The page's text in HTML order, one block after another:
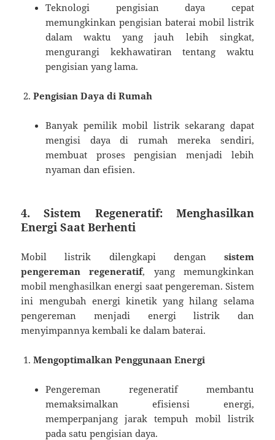
Teknologi pengisian daya cepat
memungkinkan pengisian baterai mobil listrik
dalam waktu yang jauh lebih singkat,
mengurangi kekhawatiran tentang waktu
pengisian yang lama.
Pengisian Daya di Rumah
Banyak pemilik mobil listrik sekarang dapat
mengisi daya di rumah mereka sendiri,
membuat proses pengisian menjadi lebih
nyaman dan efisien.
4.Sistem Regeneratif: Menghasilkan
Energi Saat Berhenti
Mobil listrik dilengkapi dengan sistem
pengereman regeneratif, yang memungkinkan
mobil menghasilkan energi saat pengereman. Sistem
ini mengubah energi kinetik yang hilang selama
pengereman menjadi energi listrik dan
menyimpannya kembali ke dalam baterai.
Mengoptimalkan Penggunaan Energi
Pengereman regeneratif membantu
memaksimalkan efisiensi energi,
memperpanjang jarak tempuh mobil listrik
pada satu pengisian daya.